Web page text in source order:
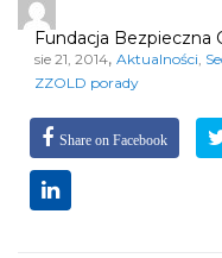
Fundacja Bezpieczna
sie 21, 2014, Aktualności,
ZZOLD porady
Share on Facebook